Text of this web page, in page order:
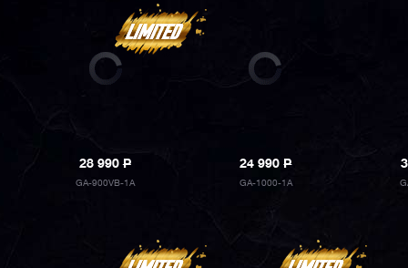
28 990P
GA-900VB-1A
24 990P
GA-1000-1A